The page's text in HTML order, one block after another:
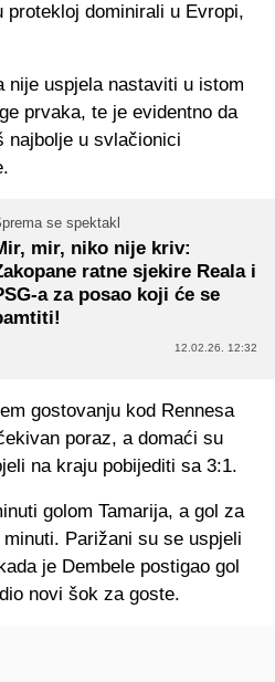
dominirali u Evropi,
nije uspjela nastaviti u istom
prvaka, te je evidentno da
najbolje u svlačionici
se spektakl
mir, niko nije kriv:
ratne sjekire Reala i
a za posao koji će se
12.02.26. 12:32
gostovanju kod Rennesa
poraz, a domaći su
na kraju pobijediti sa 3:1.
golom Tamarija, a gol za
Parižani su se uspjeli
je Dembele postigao gol
novi šok za goste.